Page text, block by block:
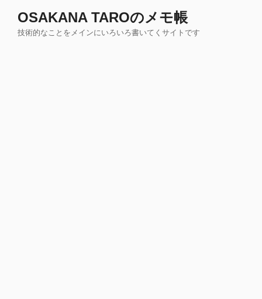
OSAKANA TAROのメモ帳
技術的なことをメインにいろいろ書いてくサイトです